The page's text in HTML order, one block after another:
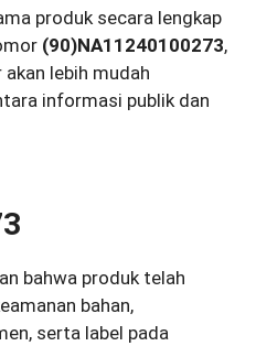
produk secara lengkap
(90)NA11240100273,
lebih mudah
informasi publik dan
bahwa produk telah
bahan,
serta label pada